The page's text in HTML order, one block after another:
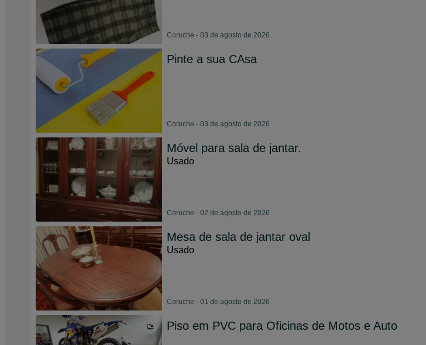
Coruche - 03 de agosto de 2026
Pinte a sua CAsa
Coruche - 03 de agosto de 2026
Móvel para sala de jantar.
Usado
Coruche - 02 de agosto de 2026
Mesa de sala de jantar oval
Usado
Coruche - 01 de agosto de 2026
Piso em PVC para Oficinas de Motos e Auto